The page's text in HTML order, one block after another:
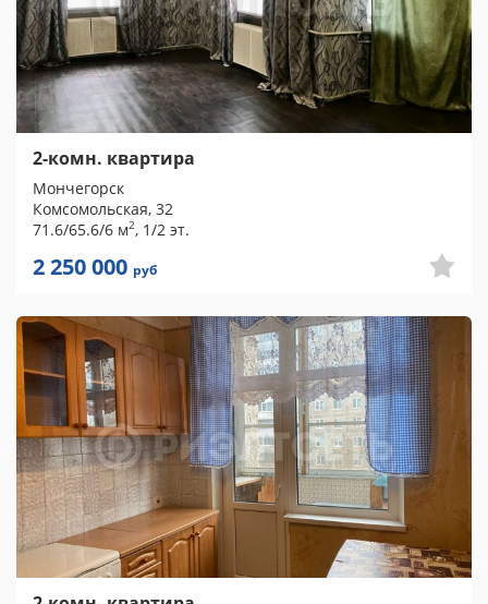
2-комн. квартира
Мончегорск
Комсомольская, 32
71.6/65.6/6 м2, 1/2 эт.
2 250 000 руб